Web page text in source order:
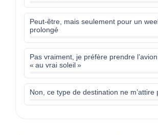
Peut-être, mais seulement pour un
prolongé
Pas vraiment, je préfère prendre
« au vrai soleil »
Non, ce type de destination ne m’attire